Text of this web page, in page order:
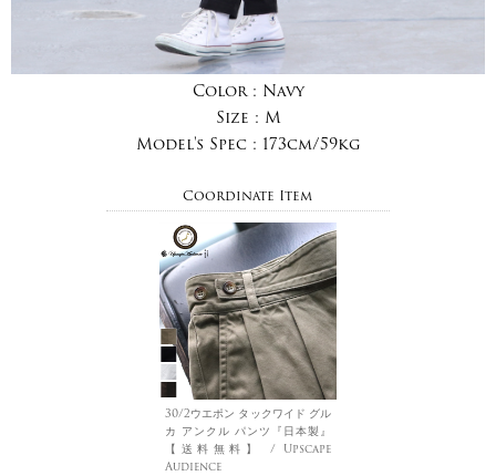
Color : Navy
Size : M
Model's Spec : 173cm/59kg
Coordinate Item
30/2ウエポン タックワイド グル
カ アンクル パンツ『日本製』
【送料無料】 / Upscape
Audience